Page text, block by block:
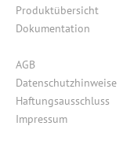
Produktübersicht
Dokumentation
AGB
Datenschutzhinweise
Haftungsausschluss
Impressum